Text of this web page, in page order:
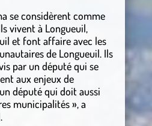
se considèrent comme
vivent à Longueuil,
et font affaire avec les
de Longueuil. Ils
par un député qui se
aux enjeux de
député qui doit aussi
municipalités », a